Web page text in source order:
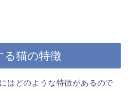
る猫の特徴
はどのような特徴があるので